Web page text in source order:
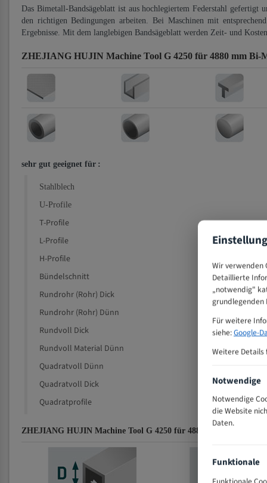
Das Bimetall-Bandsägeblatt ist aus hochlegiertem Federstahl
den richtigen Bedingungen arbeiten. Bei Maschinen mit
Ergebnisse. Mit dem langlebigen Bandsägeblatt werden Zeit- und
ZHEJIANG HUJIN Machine Tool G 4250 für 4880 mm Bi-
sehr gut geeignet für :
Stahlblech
U-Profile
T-Profile
L-Profile
H-Profile
Bündelschnitt
Rundrohr (Rohr) Dick
Rundrohr (Rohr) Dünn
Rundvoll Dick
Rundvoll Material Dünn
Quadratvoll Dünn
Quadratvoll Dick
Quadratprofile
ZHEJIANG HUJIN Machine Tool G 4250 für 4880 mm Bi-Metall
Wir verwenden
Detaillierte
„notwendig"
grundlegenden
Für weitere
siehe:Google-
Weitere Details
Notwendige
Notwendige
die Website
Daten.
Funktionale